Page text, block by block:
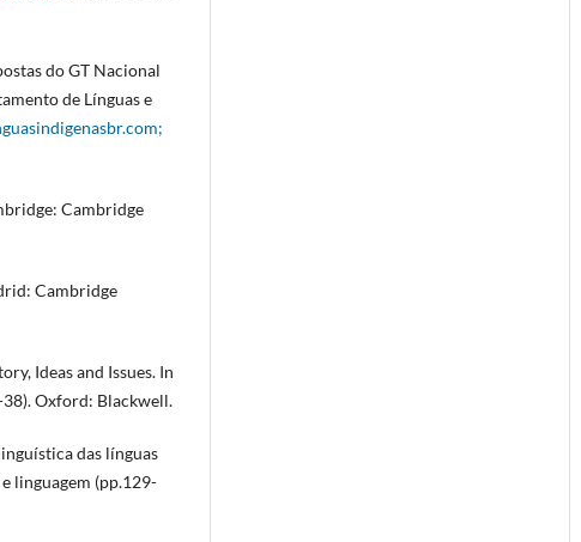
do GT Nacional
de Línguas e
Cambridge
Cambridge
Ideas and Issues. In
Oxford: Blackwell.
das línguas
linguagem (pp.129-